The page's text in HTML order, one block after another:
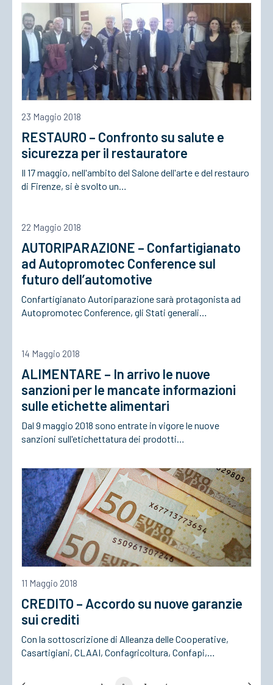
23 Maggio 2018
RESTAURO – Confronto su salute e
sicurezza per il restauratore
Il 17 maggio, nell'ambito del Salone dell'arte e del restauro
di Firenze, si è svolto un…
22 Maggio 2018
AUTORIPARAZIONE – Confartigianato
ad Autopromotec Conference sul
futuro dell’automotive
Confartigianato Autoriparazione sarà protagonista ad
Autopromotec Conference, gli Stati generali…
14 Maggio 2018
ALIMENTARE – In arrivo le nuove
sanzioni per le mancate informazioni
sulle etichette alimentari
Dal 9 maggio 2018 sono entrate in vigore le nuove
sanzioni sull'etichettatura dei prodotti…
11 Maggio 2018
CREDITO – Accordo su nuove garanzie
sui crediti
Con la sottoscrizione di Alleanza delle Cooperative,
Casartigiani, CLAAI, Confagricoltura, Confapi,…